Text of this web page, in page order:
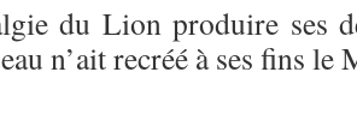
du Lion produire ses
n’ait recréé à ses fins le